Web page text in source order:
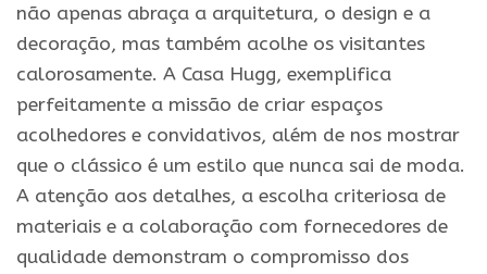
não apenas abraça a arquitetura, o design e a
decoração, mas também acolhe os visitantes
calorosamente. A Casa Hugg, exemplifica
perfeitamente a missão de criar espaços
acolhedores e convidativos, além de nos mostrar
que o clássico é um estilo que nunca sai de moda.
A atenção aos detalhes, a escolha criteriosa de
materiais e a colaboração com fornecedores de
qualidade demonstram o compromisso dos